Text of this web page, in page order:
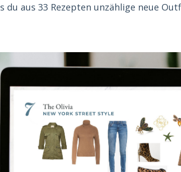
du aus 33 Rezepten unzählige neue